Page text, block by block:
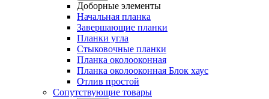
Доборные элементы
Начальная планка
Завершающие планки
Планки угла
Стыковочные планки
Планка околооконная
Планка околооконная Блок хаус
Отлив простой
Сопутствующие товары